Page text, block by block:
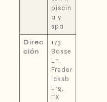
piscin
a y
spa
Direc
ción
173
Basse
Ln,
Freder
icksb
urg,
TX